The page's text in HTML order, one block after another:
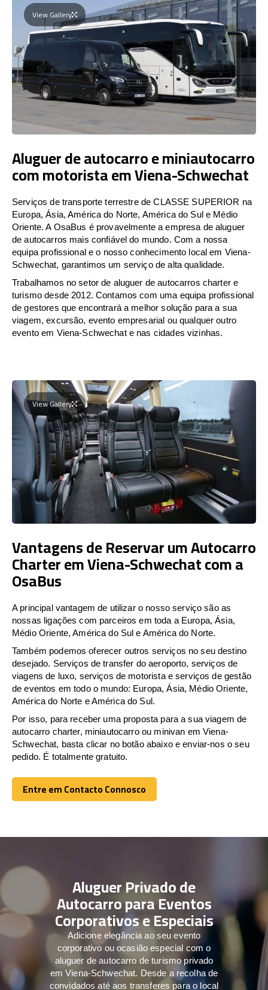
View Gallery
Aluguer de autocarro e miniautocarro
com motorista em Viena-Schwechat
Serviços de transporte terrestre de CLASSE SUPERIOR na
Europa, Ásia, América do Norte, América do Sul e Médio
Oriente. A OsaBus é provavelmente a empresa de aluguer
de autocarros mais confiável do mundo. Com a nossa
equipa profissional e o nosso conhecimento local em Viena-
Schwechat, garantimos um serviço de alta qualidade.
Trabalhamos no setor de aluguer de autocarros charter e
turismo desde 2012. Contamos com uma equipa profissional
de gestores que encontrará a melhor solução para a sua
viagem, excursão, evento empresarial ou qualquer outro
evento em Viena-Schwechat e nas cidades vizinhas.
View Gallery
Vantagens de Reservar um Autocarro
Charter em Viena-Schwechat com a
OsaBus
A principal vantagem de utilizar o nosso serviço são as
nossas ligações com parceiros em toda a Europa, Ásia,
Médio Oriente, América do Sul e América do Norte.
Também podemos oferecer outros serviços no seu destino
desejado. Serviços de transfer do aeroporto, serviços de
viagens de luxo, serviços de motorista e serviços de gestão
de eventos em todo o mundo: Europa, Ásia, Médio Oriente,
América do Norte e América do Sul.
Por isso, para receber uma proposta para a sua viagem de
autocarro charter, miniautocarro ou minivan em Viena-
Schwechat, basta clicar no botão abaixo e enviar-nos o seu
pedido. É totalmente gratuito.
Entre em Contacto Connosco
Entre em Contacto Connosco
Aluguer Privado de
Autocarro para Eventos
Corporativos e Especiais
Adicione elegância ao seu evento
corporativo ou ocasião especial com o
aluguer de autocarro de turismo privado
em Viena-Schwechat. Desde a recolha de
convidados até aos transferes para o local